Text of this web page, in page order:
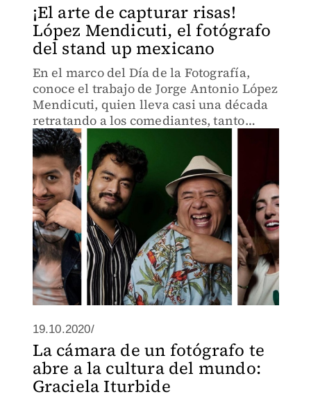
¡El arte de capturar risas!
López Mendicuti, el fotógrafo
del stand up mexicano
En el marco del Día de la Fotografía,
conoce el trabajo de Jorge Antonio López
Mendicuti, quien lleva casi una década
retratando a los comediantes, tanto
arriba del escenario como en sus
momentos más íntimos.
19.10.2020/
La cámara de un fotógrafo te
abre a la cultura del mundo:
Graciela Iturbide